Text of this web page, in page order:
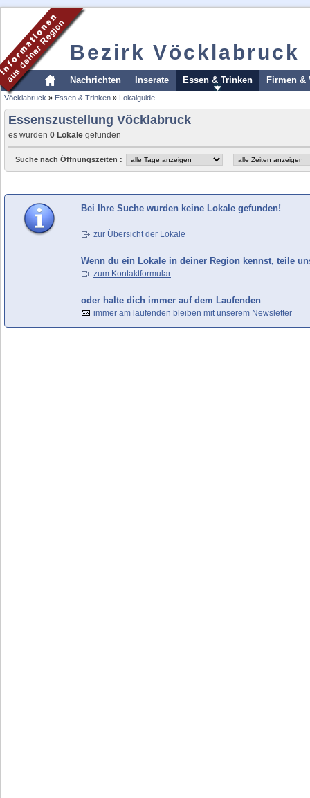
Bezirk Vöcklabruck
Nachrichten Inserate Essen & Trinken Firmen &
Vöcklabruck » Essen & Trinken » Lokalguide
Essenszustellung Vöcklabruck
es wurden 0 Lokale gefunden
Suche nach Öffnungszeiten :
Bei Ihre Suche wurden keine Lokale gefunden!
zur Übersicht der Lokale
Wenn du ein Lokale in deiner Region kennst, teile
zum Kontaktformular
oder halte dich immer auf dem Laufenden
immer am laufenden bleiben mit unserem Newsletter